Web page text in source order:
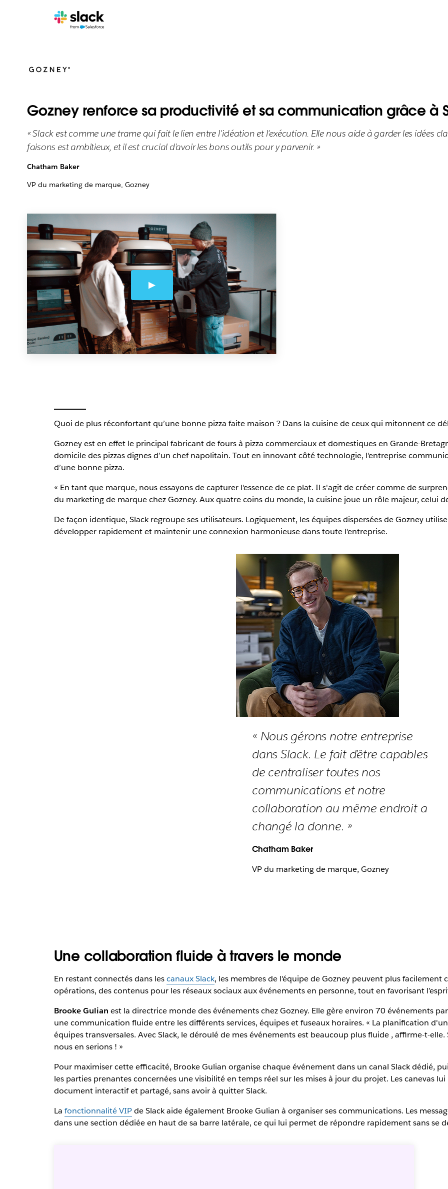
Gozney renforce sa productivité et sa communication grâce à
« Slack est comme une trame qui fait le lien entre l'idéation et l'exécution. Elle nous aide à garder les idées
faisons est ambitieux, et il est crucial d’avoir les bons outils pour y parvenir. »
Chatham Baker
VP du marketing de marque, Gozney
Quoi de plus réconfortant qu’une bonne pizza faite maison ? Dans la cuisine de ceux qui mitonnent ce
Gozney est en effet le principal fabricant de fours à pizza commerciaux et domestiques en Grande-
domicile des pizzas dignes d’un chef napolitain. Tout en innovant côté technologie, l'entreprise
d’une bonne pizza.
« En tant que marque, nous essayons de capturer l'essence de ce plat. Il s'agit de créer comme de
du marketing de marque chez Gozney. Aux quatre coins du monde, la cuisine joue un rôle majeur, celui
De façon identique, Slack regroupe ses utilisateurs. Logiquement, les équipes dispersées de Gozney
développer rapidement et maintenir une connexion harmonieuse dans toute l'entreprise.
« Nous gérons notre entreprise
dans Slack. Le fait d’être capables
de centraliser toutes nos
communications et notre
collaboration au même endroit a
changé la donne. »
Chatham Baker
VP du marketing de marque, Gozney
Une collaboration fluide à travers le monde
En restant connectés dans lescanaux Slack, les membres de l'équipe de Gozney peuvent plus
opérations, des contenus pour les réseaux sociaux aux événements en personne, tout en favorisant
Brooke Gulian est la directrice monde des événements chez Gozney. Elle gère environ 70 événements
une communication fluide entre les différents services, équipes et fuseaux horaires. « La planification
équipes transversales. Avec Slack, le déroulé de mes événements est beaucoup plus fluide , affirme-t-
nous en serions ! »
Pour maximiser cette efficacité, Brooke Gulian organise chaque événement dans un canal Slack dédié,
les parties prenantes concernées une visibilité en temps réel sur les mises à jour du projet. Les canevas
document interactif et partagé, sans avoir à quitter Slack.
La fonctionnalité VIPde Slack aide également Brooke Gulian à organiser ses communications. Les
dans une section dédiée en haut de sa barre latérale, ce qui lui permet de répondre rapidement sans se